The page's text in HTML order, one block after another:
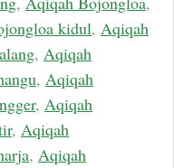
kidul, Aqiqah
, Aqiqah
, Aqiqah
, Aqiqah
, Aqiqah
, Aqiqah